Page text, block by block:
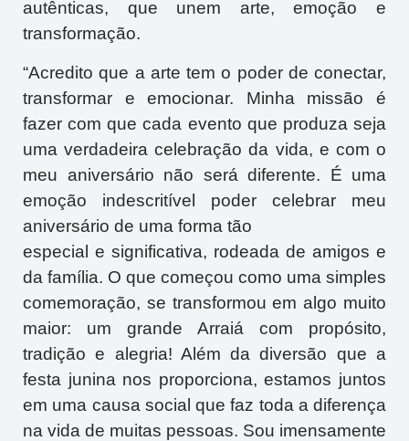
autênticas, que unem arte, emoção e
transformação.
“Acredito que a arte tem o poder de conectar,
transformar e emocionar. Minha missão é
fazer com que cada evento que produza seja
uma verdadeira celebração da vida, e com o
meu aniversário não será diferente. É uma
emoção indescritível poder celebrar meu
aniversário de uma forma tão
especial e significativa, rodeada de amigos e
da família. O que começou como uma simples
comemoração, se transformou em algo muito
maior: um grande Arraiá com propósito,
tradição e alegria! Além da diversão que a
festa junina nos proporciona, estamos juntos
em uma causa social que faz toda a diferença
na vida de muitas pessoas. Sou imensamente